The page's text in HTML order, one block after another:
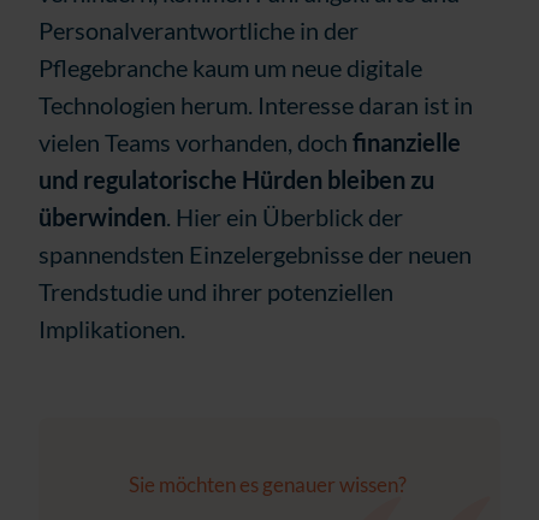
Personalverantwortliche in der
Pflegebranche kaum um neue digitale
Technologien herum. Interesse daran ist in
vielen Teams vorhanden, doch finanzielle
und regulatorische Hürden bleiben zu
überwinden . Hier ein Überblick der
spannendsten Einzelergebnisse der neuen
Trendstudie und ihrer potenziellen
Implikationen.
Sie möchten es genauer wissen?